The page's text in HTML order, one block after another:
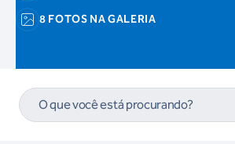
8 FOTOS NA GALERIA